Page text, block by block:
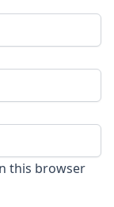
this browser